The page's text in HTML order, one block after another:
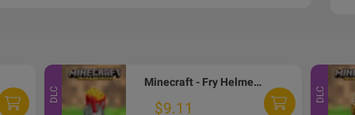
DLC
Minecraft - Fry Helmet Skin DLC XBOX One / Xbox Series X|S / PC CD Key
$9.11
DLC